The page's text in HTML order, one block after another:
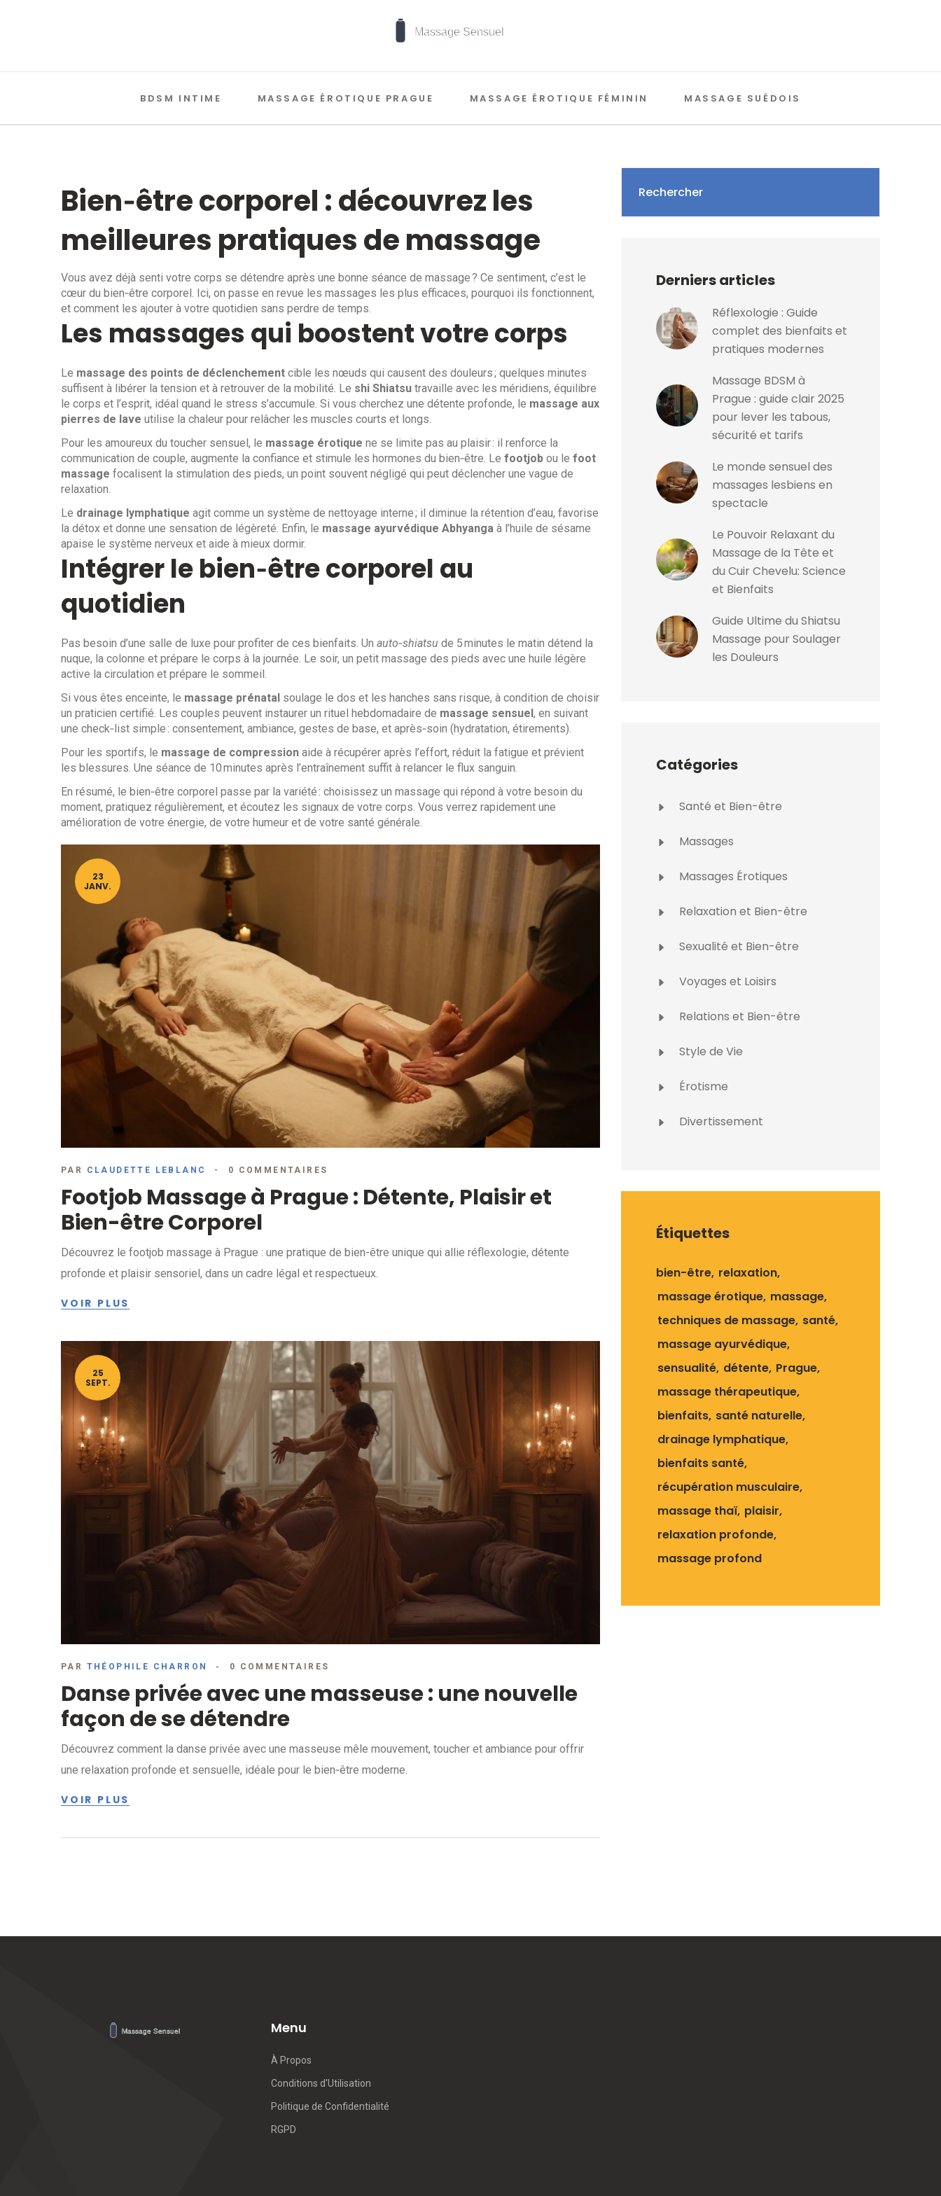
BDSM INTIME MASSAGE ÉROTIQUE PRAGUE MASSAGE ÉROTIQUE FÉMININ MASSAGE SUÉDOIS
Bien‑être corporel : découvrez les
meilleures pratiques de massage
Vous avez déjà senti votre corps se détendre après une bonne séance de massage ? Ce sentiment, c’est le
cœur du bien‑être corporel. Ici, on passe en revue les massages les plus efficaces, pourquoi ils fonctionnent,
et comment les ajouter à votre quotidien sans perdre de temps.
Les massages qui boostent votre corps
Le massage des points de déclenchement cible les nœuds qui causent des douleurs ; quelques minutes
suffisent à libérer la tension et à retrouver de la mobilité. Le shi Shiatsu travaille avec les méridiens, équilibre
le corps et l’esprit, idéal quand le stress s’accumule. Si vous cherchez une détente profonde, le massage aux
pierres de lave utilise la chaleur pour relâcher les muscles courts et longs.
Pour les amoureux du toucher sensuel, le massage érotique ne se limite pas au plaisir : il renforce la
communication de couple, augmente la confiance et stimule les hormones du bien‑être. Le footjob ou le foot
massage focalisent la stimulation des pieds, un point souvent négligé qui peut déclencher une vague de
relaxation.
Le drainage lymphatique agit comme un système de nettoyage interne ; il diminue la rétention d’eau, favorise
la détox et donne une sensation de légèreté. Enfin, le massage ayurvédique Abhyanga à l’huile de sésame
apaise le système nerveux et aide à mieux dormir.
Intégrer le bien‑être corporel au
quotidien
Pas besoin d’une salle de luxe pour profiter de ces bienfaits. Un auto‑shiatsu de 5 minutes le matin détend la
nuque, la colonne et prépare le corps à la journée. Le soir, un petit massage des pieds avec une huile légère
active la circulation et prépare le sommeil.
Si vous êtes enceinte, le massage prénatal soulage le dos et les hanches sans risque, à condition de choisir
un praticien certifié. Les couples peuvent instaurer un rituel hebdomadaire de massage sensuel, en suivant
une check‑list simple : consentement, ambiance, gestes de base, et après‑soin (hydratation, étirements).
Pour les sportifs, le massage de compression aide à récupérer après l’effort, réduit la fatigue et prévient
les blessures. Une séance de 10 minutes après l’entraînement suffit à relancer le flux sanguin.
En résumé, le bien‑être corporel passe par la variété : choisissez un massage qui répond à votre besoin du
moment, pratiquez régulièrement, et écoutez les signaux de votre corps. Vous verrez rapidement une
amélioration de votre énergie, de votre humeur et de votre santé générale.
23
JANV.
PAR CLAUDETTE LEBLANC 0 COMMENTAIRES
Footjob Massage à Prague : Détente, Plaisir et
Bien-être Corporel
Découvrez le footjob massage à Prague : une pratique de bien-être unique qui allie réflexologie, détente
profonde et plaisir sensoriel, dans un cadre légal et respectueux.
VOIR PLUS
25
SEPT.
PAR THÉOPHILE CHARRON 0 COMMENTAIRES
Danse privée avec une masseuse : une nouvelle
façon de se détendre
Découvrez comment la danse privée avec une masseuse mêle mouvement, toucher et ambiance pour offrir
une relaxation profonde et sensuelle, idéale pour le bien‑être moderne.
VOIR PLUS
Rechercher
Derniers articles
Réflexologie : Guide
complet des bienfaits et
pratiques modernes
Massage BDSM à
Prague : guide clair 2025
pour lever les tabous,
sécurité et tarifs
Le monde sensuel des
massages lesbiens en
spectacle
Le Pouvoir Relaxant du
Massage de la Tête et
du Cuir Chevelu: Science
et Bienfaits
Guide Ultime du Shiatsu
Massage pour Soulager
les Douleurs
Catégories
Santé et Bien-être
Massages
Massages Érotiques
Relaxation et Bien-être
Sexualité et Bien-être
Voyages et Loisirs
Relations et Bien-être
Style de Vie
Érotisme
Divertissement
Étiquettes
bien-être relaxation
massage érotique massage
techniques de massage santé
massage ayurvédique
sensualité détente Prague
massage thérapeutique
bienfaits santé naturelle
drainage lymphatique
bienfaits santé
récupération musculaire
massage thaï plaisir
relaxation profonde
massage profond
Menu
À Propos
Conditions d'Utilisation
Politique de Confidentialité
RGPD